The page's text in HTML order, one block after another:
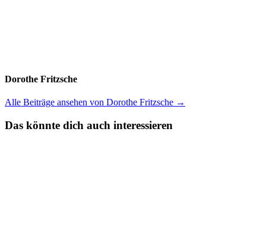
Dorothe Fritzsche
Alle Beiträge ansehen von Dorothe Fritzsche →
Das könnte dich auch interessieren